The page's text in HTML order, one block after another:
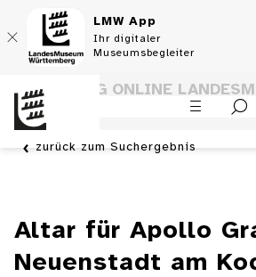
LMW App
Ihr digitaler
Museumsbegleiter
SAMMLUNG ONLINE
WÜRTTEMBERG
zurück zum Suchergebnis
Altar für Apollo
Neuenstadt am